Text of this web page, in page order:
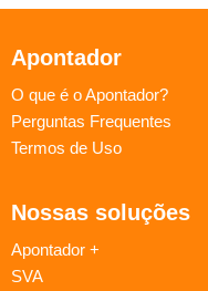
Apontador
O que é o Apontador?
Perguntas Frequentes
Termos de Uso
Nossas soluções
Apontador +
SVA